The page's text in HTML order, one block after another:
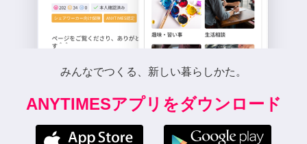
みんなでつくる、新しい暮らしかた。
ANYTIMESアプリをダウンロード